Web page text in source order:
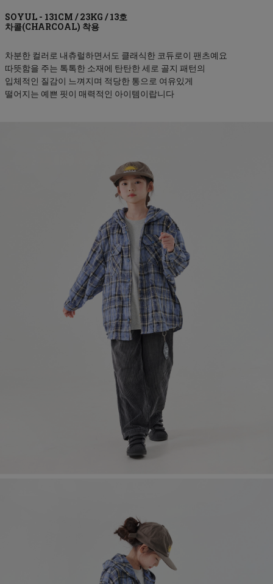
차콜(CHARCOAL)
차분한 컬러로 내츄럴하면서도 클래식한 코듀로이 팬츠예요
따뜻함을 주는 톡톡한 소재에 탄탄한 세로 골지 패턴의
입체적인 질감이 느껴지며 적당한 통으로 여유있게
떨어지는 예쁜 핏이 매력적인 아이템이랍니다